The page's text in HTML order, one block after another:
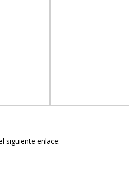
siguiente enlace: